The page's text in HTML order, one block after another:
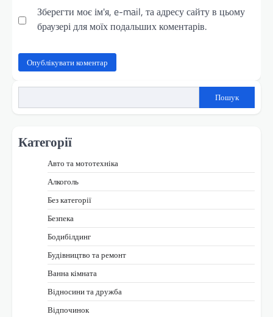
Зберегти моє ім'я, e-mail, та адресу сайту в цьому
браузері для моїх подальших коментарів.
Пошук
Категорії
Авто та мототехніка
Алкоголь
Без категорії
Безпека
Бодибілдинг
Будівництво та ремонт
Ванна кімната
Відносини та дружба
Відпочинок